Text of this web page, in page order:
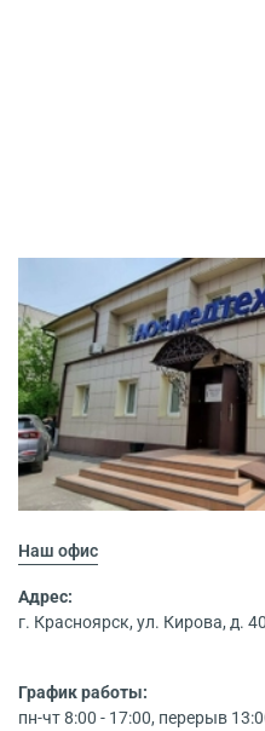
Наш офис
Адрес:
г. Красноярск, ул. Кирова, д. 40
График работы:
пн-чт 8:00 - 17:00, перерыв